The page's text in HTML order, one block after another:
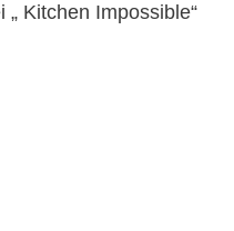
Kitchen Impossible“